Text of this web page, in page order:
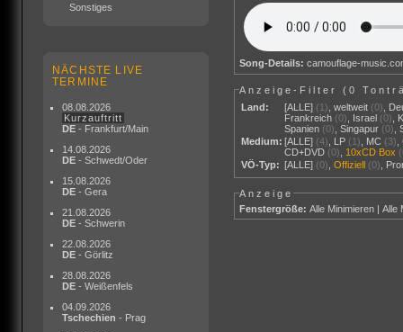
Sonstiges
NÄCHSTE LIVE
TERMINE
08.08.2026
Kurzauftritt
DE - Frankfurt/Main
14.08.2026
DE - Schwedt/Oder
15.08.2026
DE - Gera
21.08.2026
DE - Schwerin
22.08.2026
DE - Görlitz
28.08.2026
DE - Weißenfels
04.09.2026
Tschechien - Prag
Song-Details: camouflage-
Anzeige-Filter (0
Land:
[ALLE] (1) ,weltweit (0)
Frankreich (0) Israel (0)
Spanien (0) ,Singapur (0) ,
Medium: [ALLE] (4) LP (1) MC (3) ,
CD+DVD (0) 10xCD Box
VÖ-Typ: [ALLE] (0) ,Offiziell (0)
Anzeige
Fenstergröße: Alle Minimieren |Alle